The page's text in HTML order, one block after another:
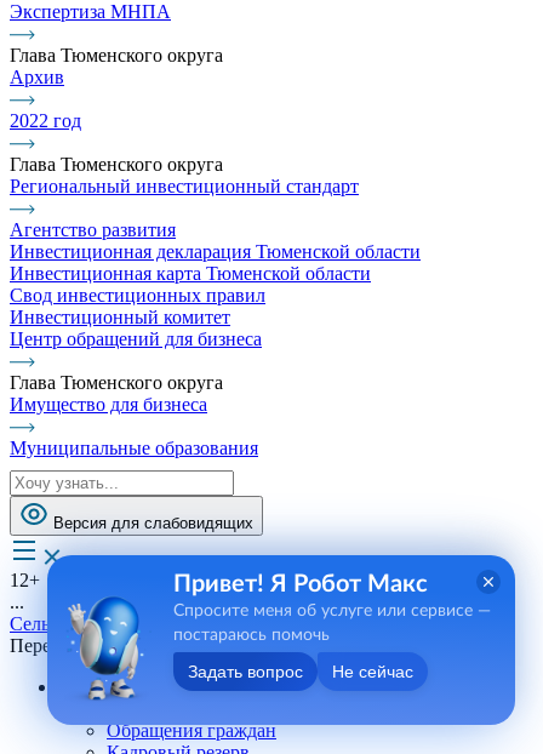
Экспертиза МНПА
Глава Тюменского округа
Архив
2022 год
Глава Тюменского округа
Региональный инвестиционный стандарт
Агентство развития
Инвестиционная декларация Тюменской области
Инвестиционная карта Тюменской области
Свод инвестиционных правил
Инвестиционный комитет
Центр обращений для бизнеса
Глава Тюменского округа
Имущество для бизнеса
Муниципальные образования
Версия для слабовидящих
12+
...
Сельские поселения
Переваловское СП
Андреевское СП
Обращения граждан
Привет! Я Робот Макс
Спросите меня об услуге или сервисе —
постараюсь помочь
Задать вопрос Не сейчас